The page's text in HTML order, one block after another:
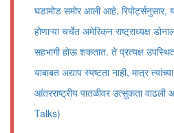
घडामोड समोर आली आहे. रिपोर्ट्सनुसार,
होणाऱ्या चर्चेत अमेरिकन राष्ट्राध्यक्ष
सहभागी होऊ शकतात. ते प्रत्यक्ष
याबाबत अद्याप स्पष्टता नाही, मात्र
आंतरराष्ट्रीय पातळीवर उत्सुकता
Talks)